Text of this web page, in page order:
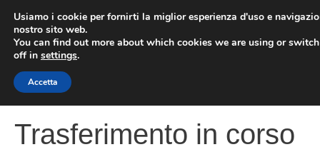
contenuto
Trasferimento in corso
Usiamo i cookie per fornirti la miglior esperienza d'uso e
nostro sito web.
You can find out more about which cookies we are using or
off in settings.
Accetta